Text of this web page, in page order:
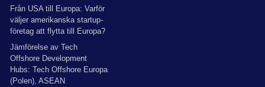
Från USA till Europa: Varför
väljer amerikanska startup-
företag att flytta till Europa?
Jämförelse av Tech
Offshore Development
Hubs: Tech Offshore Europa
(Polen), ASEAN